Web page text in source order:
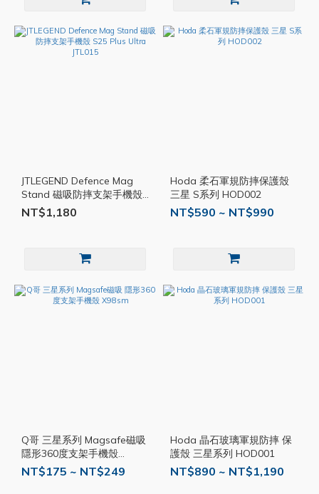
JTLEGEND Defence Mag
Stand 磁吸防摔支架手機殼
S25 Plus Ultra JTL015
NT$1,180
Hoda 柔石軍規防摔保護殼
三星 S系列 HOD002
NT$590 ~ NT$990
Q哥 三星系列 Magsafe磁吸
隱形360度支架手機殼
X98sm
NT$175 ~ NT$249
Hoda 晶石玻璃軍規防摔 保
護殼 三星系列 HOD001
NT$890 ~ NT$1,190